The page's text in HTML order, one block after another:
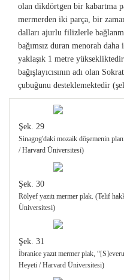
olan dikdörtgen bir kabartma
mermerden iki parça, bir
dalları ajurlu filizlerle
bağımsız duran menorah
yaklaşık 1 metre
bağışlayıcısının adı olan
çubuğunu desteklemektedir
Şek. 29
Sinagog'daki mozaik döşemenin
/ Harvard Üniversitesi)
Şek. 30
Rölyef yazıtı mermer plak. (Telif
Üniversitesi)
Şek. 31
İbranice yazıt mermer plak,
Heyeti / Harvard Üniversitesi)